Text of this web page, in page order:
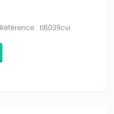
Référence : tl6039cvi